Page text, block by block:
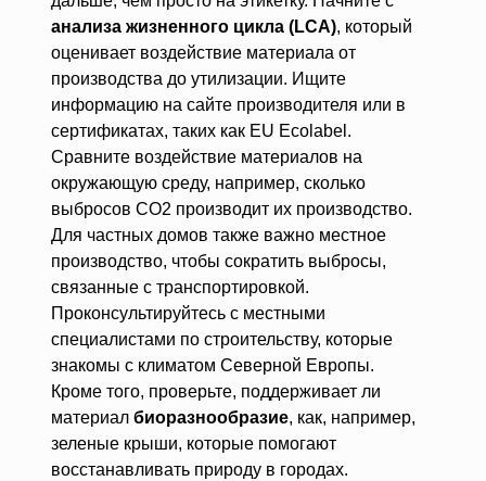
анализа жизненного цикла (LCA), который
оценивает воздействие материала от
производства до утилизации. Ищите
информацию на сайте производителя или в
сертификатах, таких как EU Ecolabel.
Сравните воздействие материалов на
окружающую среду, например, сколько
выбросов CO2 производит их производство.
Для частных домов также важно местное
производство, чтобы сократить выбросы,
связанные с транспортировкой.
Проконсультируйтесь с местными
специалистами по строительству, которые
знакомы с климатом Северной Европы.
Кроме того, проверьте, поддерживает ли
материал биоразнообразие, как, например,
зеленые крыши, которые помогают
восстанавливать природу в городах.